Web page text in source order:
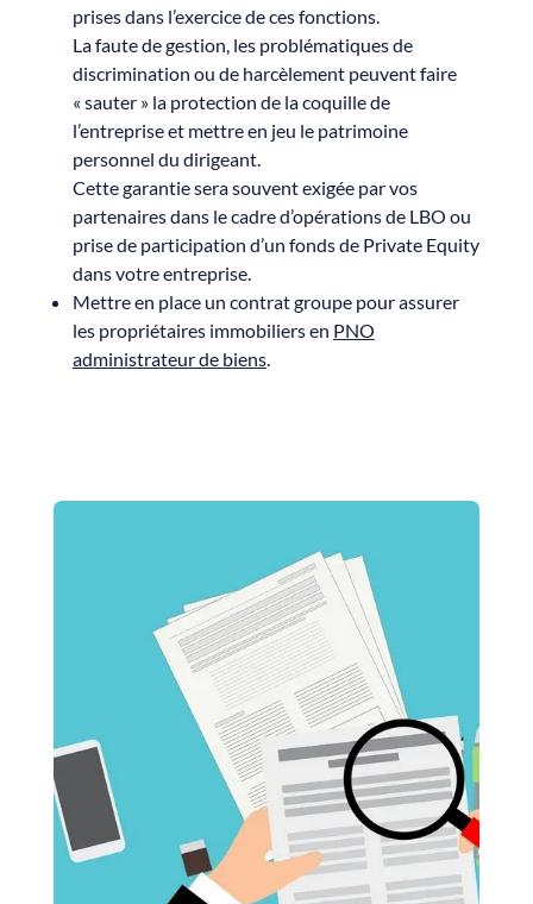
prises dans l’exercice de ces fonctions.
La faute de gestion, les problématiques de
discrimination ou de harcèlement peuvent faire
« sauter » la protection de la coquille de
l’entreprise et mettre en jeu le patrimoine
personnel du dirigeant.
Cette garantie sera souvent exigée par vos
partenaires dans le cadre d’opérations de LBO ou
prise de participation d’un fonds de Private Equity
dans votre entreprise.
Mettre en place un contrat groupe pour assurer
les propriétaires immobiliers en PNO
administrateur de biens.